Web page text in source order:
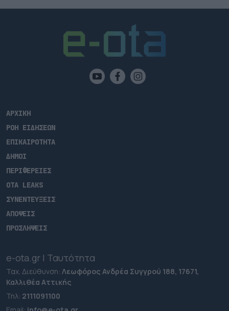
ΑΡΧΙΚΗ
ΡΟΗ ΕΙΔΗΣΕΩΝ
ΕΠΙΚΑΙΡΟΤΗΤΑ
ΔΗΜΟΙ
ΠΕΡΙΦΕΡΕΙΕΣ
OTA LEAKS
ΣΥΝΕΝΤΕΥΞΕΙΣ
ΑΠΟΨΕΙΣ
ΠΡΟΣΛΗΨΕΙΣ
e-ota.gr | Ταυτότητα
Ταχ. Διεύθυνση: Λεωφόρος Ανδρέα Συγγρού 188, 17671,
Καλλιθέα Αττικής
Τηλ: 2111091100